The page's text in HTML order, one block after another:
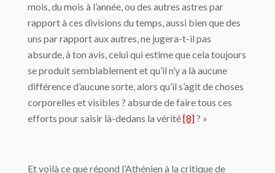
mois, du mois à l’année, ou des autres astres par
rapport à ces divisions du temps, aussi bien que des
uns par rapport aux autres, ne jugera-t-il pas
absurde, à ton avis, celui qui estime que cela toujours
se produit semblablement et qu’il n’y a là aucune
différence d’aucune sorte, alors qu’il s’agit de choses
corporelles et visibles ? absurde de faire tous ces
efforts pour saisir là-dedans la vérité[8]? »
Et voilà ce que répond l’Athénien à la critique de